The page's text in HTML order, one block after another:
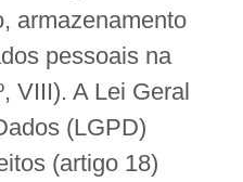
armazenamento
pessoais na
VIII). A Lei Geral
(LGPD)
(artigo 18)